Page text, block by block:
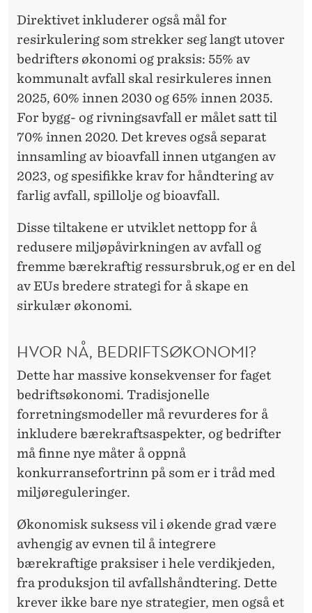
Direktivet inkluderer også mål for
resirkulering som strekker seg langt utover
bedrifters økonomi og praksis: 55% av
kommunalt avfall skal resirkuleres innen
2025, 60% innen 2030 og 65% innen 2035.
For bygg- og rivningsavfall er målet satt til
70% innen 2020. Det kreves også separat
innsamling av bioavfall innen utgangen av
2023, og spesifikke krav for håndtering av
farlig avfall, spillolje og bioavfall.
Disse tiltakene er utviklet nettopp for å
redusere miljøpåvirkningen av avfall og
fremme bærekraftig ressursbruk,og er en del
av EUs bredere strategi for å skape en
sirkulær økonomi.
HVOR NÅ, BEDRIFTSØKONOMI?
Dette har massive konsekvenser for faget
bedriftsøkonomi. Tradisjonelle
forretningsmodeller må revurderes for å
inkludere bærekraftsaspekter, og bedrifter
må finne nye måter å oppnå
konkurransefortrinn på som er i tråd med
miljøreguleringer.
Økonomisk suksess vil i økende grad være
avhengig av evnen til å integrere
bærekraftige praksiser i hele verdikjeden,
fra produksjon til avfallshåndtering. Dette
krever ikke bare nye strategier, men også et